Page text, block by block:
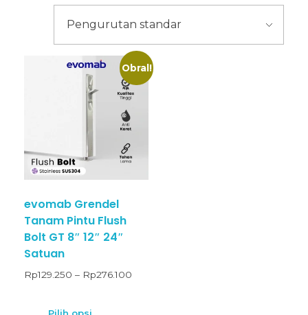
Obral!
evomab Grendel
Tanam Pintu Flush
Bolt GT 8″ 12″ 24″
Satuan
Rp129.250 – Rp276.100